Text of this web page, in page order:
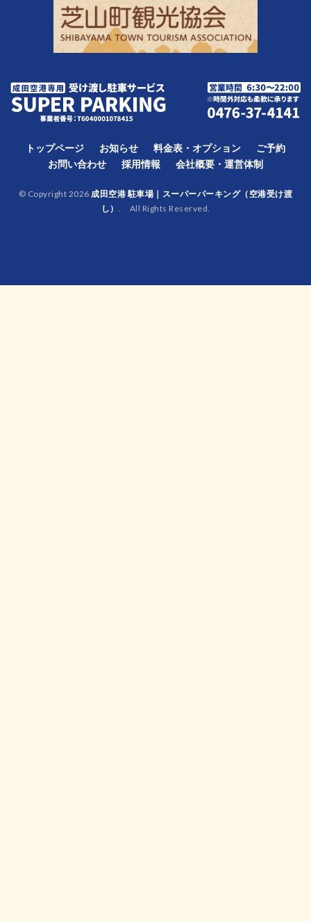
トップページ お知らせ 料金表・オプション
ご予約
お問い合わせ
採用情報 会社概要・運営体制
© Copyright 2026成田空港 駐車場｜スーパーパーキング（空港受け渡
し） . All Rights Reserved.